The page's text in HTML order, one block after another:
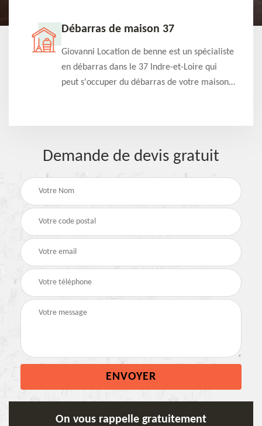
Débarras de maison 37
Giovanni Location de benne est un spécialiste
en débarras dans le 37 Indre-et-Loire qui
peut s'occuper du débarras de votre maison
Demande de devis gratuit
On vous rappelle gratuitement